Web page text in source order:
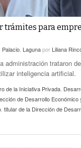
MAÑANA
LEY
ESTÉREO GALLITO
GREM
trámites para
Palacio Lagunapor Liliana
administración trataron
inteligencia artificial.
de la Iniciativa Privada
de Desarrollo Económico
titular de la Dirección de